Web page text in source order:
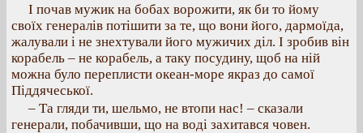
І почав мужик на бобах ворожити, як би то йому
своїх генералів потішити за те, що вони його, дармоїда,
жалували і не знехтували його мужичих діл. І зробив він
корабель – не корабель, а таку посудину, щоб на ній
можна було переплисти океан-море якраз до самої
Піддячеської.
– Та гляди ти, шельмо, не втопи нас! – сказали
генерали, побачивши, що на воді захитався човен.